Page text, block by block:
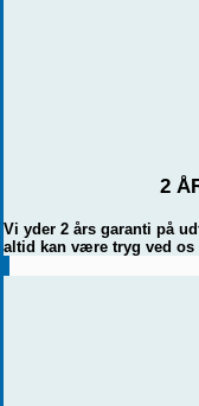
2
Vi yder 2 års garanti på
altid kan være tryg ved os